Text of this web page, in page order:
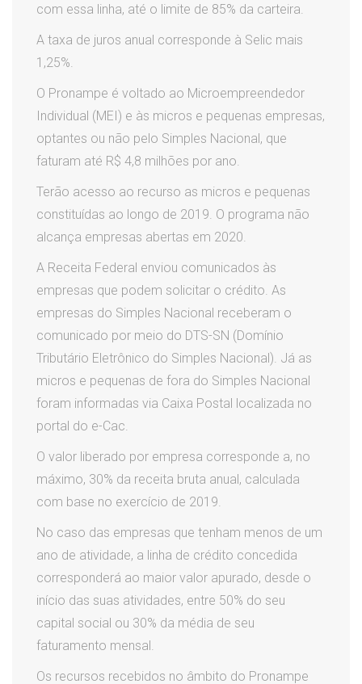
com essa linha, até o limite de 85% da carteira.
A taxa de juros anual corresponde à Selic mais
1,25%.
O Pronampe é voltado ao Microempreendedor
Individual (MEI) e às micros e pequenas empresas,
optantes ou não pelo Simples Nacional, que
faturam até R$ 4,8 milhões por ano.
Terão acesso ao recurso as micros e pequenas
constituídas ao longo de 2019. O programa não
alcança empresas abertas em 2020.
A Receita Federal enviou comunicados às
empresas que podem solicitar o crédito. As
empresas do Simples Nacional receberam o
comunicado por meio do DTS-SN (Domínio
Tributário Eletrônico do Simples Nacional). Já as
micros e pequenas de fora do Simples Nacional
foram informadas via Caixa Postal localizada no
portal do e-Cac.
O valor liberado por empresa corresponde a, no
máximo, 30% da receita bruta anual, calculada
com base no exercício de 2019.
No caso das empresas que tenham menos de um
ano de atividade, a linha de crédito concedida
corresponderá ao maior valor apurado, desde o
início das suas atividades, entre 50% do seu
capital social ou 30% da média de seu
faturamento mensal.
Os recursos recebidos no âmbito do Pronampe